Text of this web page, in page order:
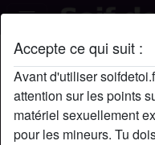
Accepte ce qui suit :
Avant d'utiliser
attention sur les points
matériel sexuellement
pour les mineurs. Tu
pixiedustxx's